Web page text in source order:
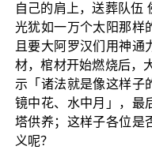
自己的肩上，送葬队伍
光犹如一万个太阳那样
且要大阿罗汉们用神通
材，棺材开始燃烧后，
示「诸法就是像这样子
镜中花、水中月」，最
塔供养；这样子各位是
义呢？